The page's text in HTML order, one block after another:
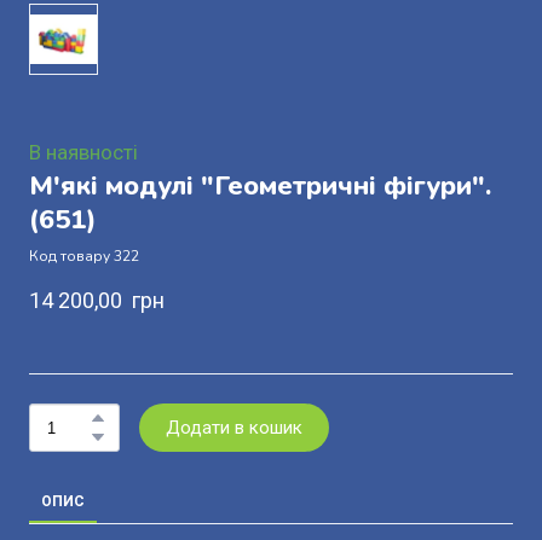
В наявності
М'які модулі "Геометричні фігури".
(651)
Код товару 322
14 200,00  грн
Додати в кошик
ОПИС